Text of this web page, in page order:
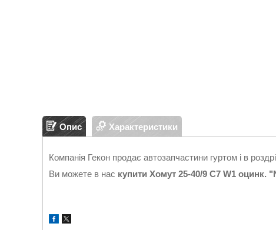
Опис Характеристики
Компанія Гекон продає автозапчастини гуртом і в
Ви можете в нас купити Хомут 25-40/9 C7 W1 оцинк.